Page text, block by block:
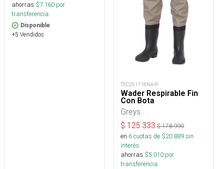
ahorras $7.160 por
transferencia.
Disponible
+5 Vendidos
TEC261118NA-R
Wader Respirable Fin
Con Bota
Greys
$ 125.333 $178.990
en 6cuotas de $20.889sin
interés
ahorras $5.010 por
transferencia.